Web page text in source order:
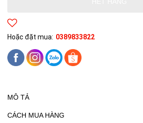
Hoặc đặt mua: 0389833822
MÔ TẢ
CÁCH MUA HÀNG